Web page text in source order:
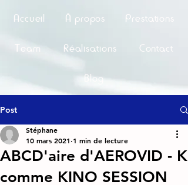
Accueil À propos Prestations
Team Réalisations Contact
Blog
Post
ABCD'aire d'AEROVID - K
comme KINO SESSION
Stéphane
10 mars 2021 1 min de lecture